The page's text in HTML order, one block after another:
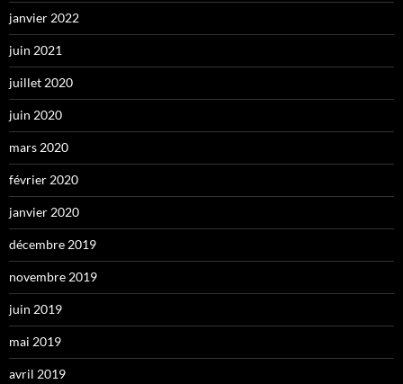
janvier 2022
juin 2021
juillet 2020
juin 2020
mars 2020
février 2020
janvier 2020
décembre 2019
novembre 2019
juin 2019
mai 2019
avril 2019